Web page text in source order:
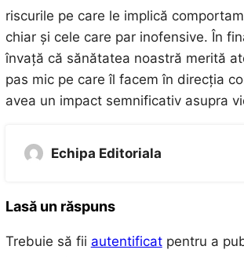
riscurile pe care le implică
chiar și cele care par inofensive. În
învață că sănătatea noastră merită
pas mic pe care îl facem în direcția
avea un impact semnificativ asupra
Echipa Editoriala
Lasă un răspuns
Trebuie să fii autentificatpentru a